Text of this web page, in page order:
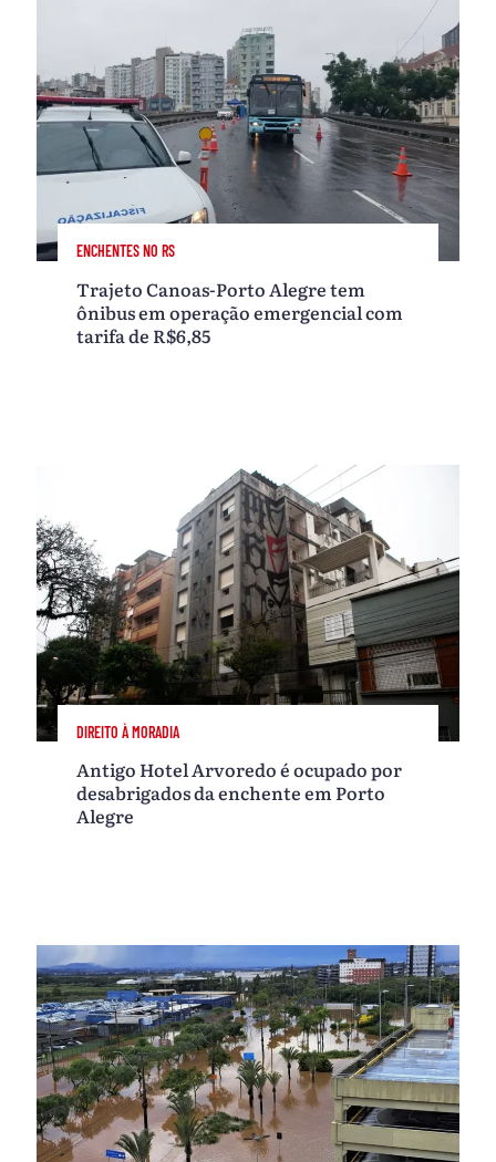
ENCHENTES NO RS
Trajeto Canoas-Porto Alegre tem
ônibus em operação emergencial com
tarifa de R$6,85
DIREITO À MORADIA
Antigo Hotel Arvoredo é ocupado por
desabrigados da enchente em Porto
Alegre